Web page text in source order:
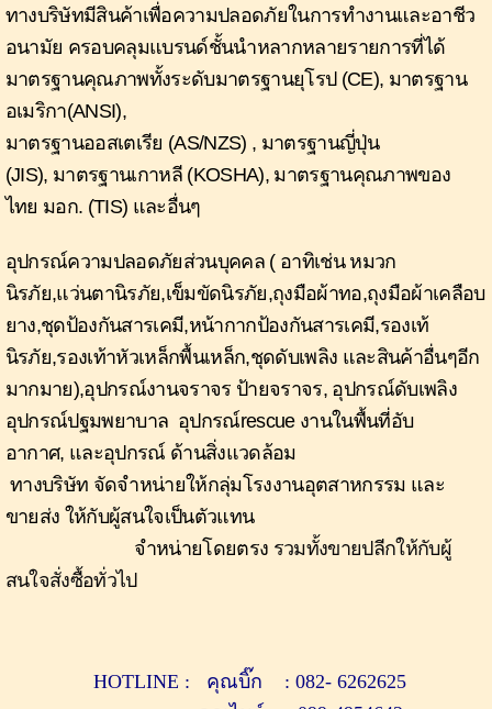
ทางบริษัทมีสินค้าเพื่อความปลอดภัยในการทำงานและอาชีว
อนามัย ครอบคลุมแบรนด์ชั้นนำหลากหลายรายการที่ได้
มาตรฐานคุณภาพทั้งระดับมาตรฐานยุโรป (CE), มาตรฐาน
อเมริกา(ANSI),
มาตรฐานออสเตเรีย (AS/NZS) , มาตรฐานญี่ปุ่น
(JIS), มาตรฐานเกาหลี (KOSHA), มาตรฐานคุณภาพของ
ไทย มอก. (TIS) และอื่นๆ
อุปกรณ์ความปลอดภัยส่วนบุคคล ( อาทิเช่น หมวก
นิรภัย,แว่นตานิรภัย,เข็มขัดนิรภัย,ถุงมือผ้าทอ,ถุงมือผ้าเคลือบ
ยาง,ชุดป้องกันสารเคมี,หน้ากากป้องกันสารเคมี,รองเท้
นิรภัย,รองเท้าหัวเหล็กพื้นเหล็ก,ชุดดับเพลิง และสินค้าอื่นๆอีก
มากมาย),อุปกรณ์งานจราจร ป้ายจราจร, อุปกรณ์ดับเพลิง
อุปกรณ์ปฐมพยาบาล อุปกรณ์rescue งานในพื้นที่อับ
อากาศ, และอุปกรณ์ ด้านสิ่งแวดล้อม
ทางบริษัท จัดจำหน่ายให้กลุ่มโรงงานอุตสาหกรรม และ
ขายส่ง ให้กับผู้สนใจเป็นตัวแทน
จำหน่ายโดยตรง รวมทั้งขายปลีกให้กับผู้
สนใจสั่งซื้อทั่วไป
HOTLINE : คุณบิ๊ก : 082- 6262625